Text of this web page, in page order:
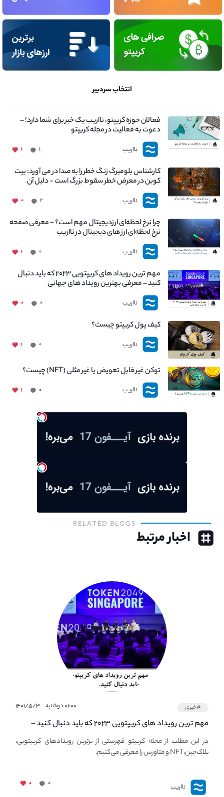
انتخاب سردبیر
فعالان حوزه کریپتو، نااریب یک خبر برای شما دارد! –
دعوت به فعالیت در مجله کریپتو
نااریب ۱ ۱
کارشناس بلومبرگ زنگ خطر را به صدا در می آورد: بیت
کوین در معرض خطر سقوط بزرگ است - دلیل آن
چیست؟
نااریب ۲ ۰
چرا نرخ لحظه‌ای ارزدیجیتال مهم است؟ - معرفی صفحه
نرخ لحظه‌ای ارز های دیجیتال در نااریب
نااریب ۰ ۱
مهم ترین رویداد های کریپتویی ۲۰۲۳ که باید دنبال
کنید – معرفی بهترین رویداد های جهانی
نااریب ۰ ۰
کیف پول کریپتو چیست؟
نااریب ۰ ۱
توکن غیر قابل تعویض یا غیر مثلی (NFT) چیست؟
نااریب ۰ ۱
RELATED BLOGS
اخبار مرتبط
#خبری ۰۱:۰۰ دوشنبه - ۱۴۰۱/۵/۳
مهم ترین رویداد های کریپتویی ۲۰۲۳ که باید دنبال کنید –
معرفی بهترین رویداد های جهانی
در این مطلب از مجله کریپتو فهرستی از برترین رویدادهای کریپتویی،
بلاک‌چین،NFT و متاورس را معرفی می‌کنیم.
نااریب ۰ ۰